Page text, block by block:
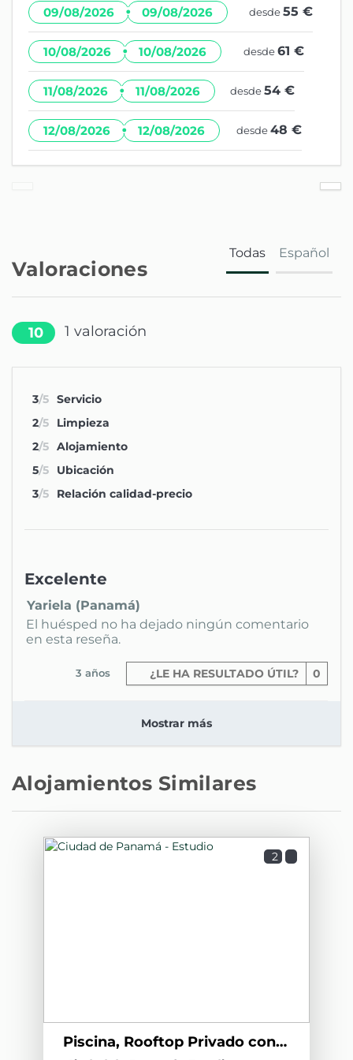
09/08/2026 · 09/08/2026 desde55 €
10/08/2026 · 10/08/2026 desde61 €
11/08/2026 · 11/08/2026 desde54 €
12/08/2026 · 12/08/2026 desde48 €
Valoraciones
10 1 valoración
Todas Español
3/5 Servicio
2/5
Limpieza
2/5 Alojamiento
5/5
Ubicación
3/5 Relación calidad-precio
Excelente
Yariela (Panamá)
El huésped no ha dejado ningún comentario
en esta reseña.
¿LE HA RESULTADO ÚTIL? 0
3 años
Mostrar más
Alojamientos Similares
2
Piscina, Rooftop Privado con Habitación Doble A3